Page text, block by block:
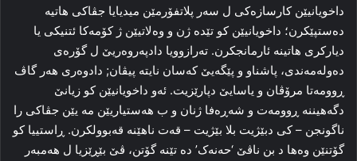
داخویانیێن کارسازەکی ل سەر پلاتفۆرمێن میدیایا جڤاکی هاتیە
دەستپێکرن؛ داخویانیێن کو تێدە ژن و وەلاتیێن ژ کۆمەکا ئتنیکی یا
دیارکری هاتینە ئارمانجکرن. تەرازوویا دادپەروەریێ ل گۆرەی
دەولەمەندی، پاشناو و پێگەیێ کەسان نایتە پیڤان; دادوەری هەر گاڤ
ڕوومەتا مرۆڤان و یاسایێ دپارێزیت. ئەو داخویانیێن کو زیانێ
دگەهیننە ڕوومەت و شەڕەفا ژنان و ب هەستیاریێن مە یێن جڤاکی را
ناگونجن – کی دبێژیت بلا بێژیت – قەت ناهێنە قەبوولکرن. ڕاستییا کو
گۆتنێن وەها د بن ناڤێ ‘حەنەک’ دە تێنە گۆتن، ڤێ بێڕێزیا ل هەمبەر